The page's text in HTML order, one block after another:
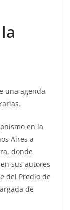
una agenda
en la
Aires a
donde
sus autores
del Predio de
de